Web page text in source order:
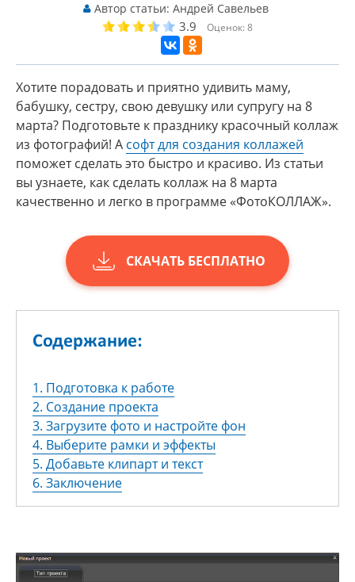
Автор статьи: Андрей Савельев
3.9 Оценок: 8
Хотите порадовать и приятно удивить маму,
бабушку, сестру, свою девушку или супругу на 8
марта? Подготовьте к празднику красочный коллаж
из фотографий! А софт для создания коллажей
поможет сделать это быстро и красиво. Из статьи
вы узнаете, как сделать коллаж на 8 марта
качественно и легко в программе «ФотоКОЛЛАЖ».
СКАЧАТЬ БЕСПЛАТНО
Содержание:
1. Подготовка к работе
2. Создание проекта
3. Загрузите фото и настройте фон
4. Выберите рамки и эффекты
5. Добавьте клипарт и текст
6. Заключение